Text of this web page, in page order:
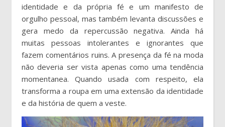
identidade e da própria fé e um manifesto de
orgulho pessoal, mas também levanta discussões e
gera medo da repercussão negativa. Ainda há
muitas pessoas intolerantes e ignorantes que
fazem comentários ruins. A presença da fé na moda
não deveria ser vista apenas como uma tendência
momentanea. Quando usada com respeito, ela
transforma a roupa em uma extensão da identidade
e da história de quem a veste.